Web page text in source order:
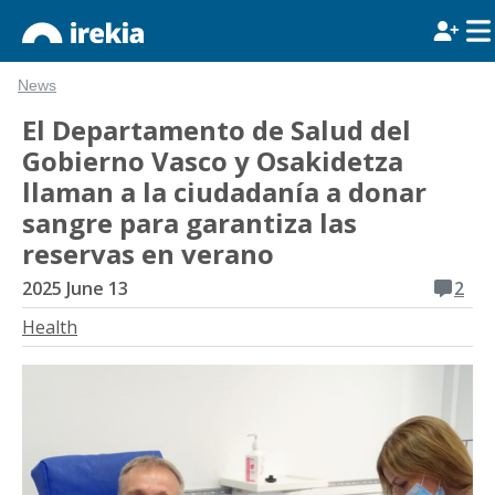
News
El Departamento de Salud del
Gobierno Vasco y Osakidetza
llaman a la ciudadanía a donar
sangre para garantiza las
reservas en verano
2025 June 13
2
Health